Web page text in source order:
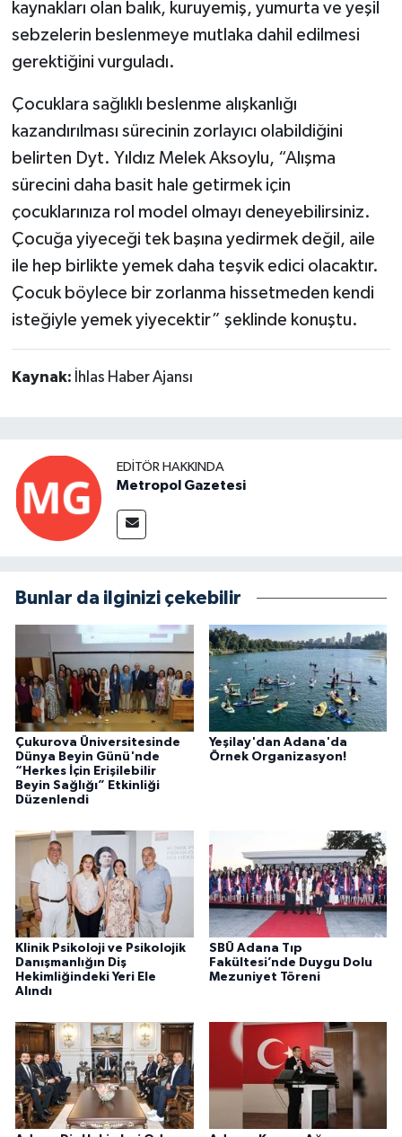
kaynakları olan balık, kuruyemiş, yumurta ve yeşil
sebzelerin beslenmeye mutlaka dahil edilmesi
gerektiğini vurguladı.
Çocuklara sağlıklı beslenme alışkanlığı
kazandırılması sürecinin zorlayıcı olabildiğini
belirten Dyt. Yıldız Melek Aksoylu, “Alışma
sürecini daha basit hale getirmek için
çocuklarınıza rol model olmayı deneyebilirsiniz.
Çocuğa yiyeceği tek başına yedirmek değil, aile
ile hep birlikte yemek daha teşvik edici olacaktır.
Çocuk böylece bir zorlanma hissetmeden kendi
isteğiyle yemek yiyecektir” şeklinde konuştu.
Kaynak: İhlas Haber Ajansı
EDITÖR HAKKINDA
Metropol Gazetesi
Bunlar da ilginizi çekebilir
Çukurova Üniversitesinde
Dünya Beyin Günü'nde
“Herkes İçin Erişilebilir
Beyin Sağlığı” Etkinliği
Düzenlendi
Yeşilay'dan Adana'da
Örnek Organizasyon!
Klinik Psikoloji ve Psikolojik
Danışmanlığın Diş
Hekimliğindeki Yeri Ele
Alındı
SBÜ Adana Tıp
Fakültesi’nde Duygu Dolu
Mezuniyet Töreni